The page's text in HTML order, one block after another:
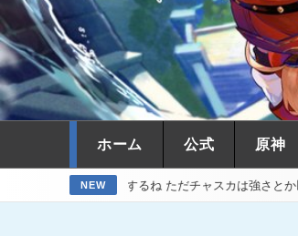
ホーム 公式 原神
NEW
躍するね ただチャスカは強さとか以前に13時間前【原